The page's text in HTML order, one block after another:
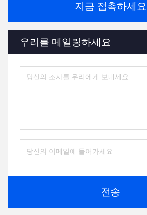
지금 접촉하세요
우리를 메일링하세요
전송